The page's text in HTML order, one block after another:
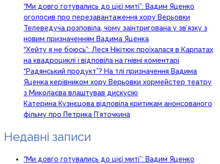
“Ми довго готувались до цієї миті”: Вадим Яценко
оголосив про перезавантаження хору Верьовки
Телеведуча розповіла, чому заінтригована у зв’язку з
новим призначенням Вадима Яценка
“Хейту я не боюсь”: Леся Нікітюк проїхалася в Карпатах
на квадроциклі і відповіла на гнівні коментарі
“Радянський продукт”? На тлі призначення Вадима
Яценка керівником хору Верьовки хормейстер театру
з Миколаєва влаштував дискусію
Катерина Кузнєцова відповіла критикам анонсованого
фільму про Петрика П’яточкина
Недавні записи
“Ми довго готувались до цієї миті”: Вадим Яценко